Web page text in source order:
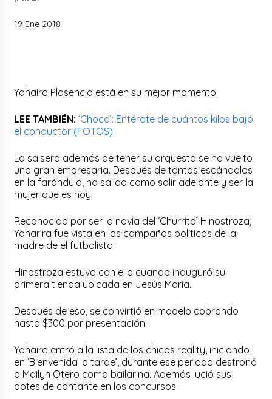
19 Ene 2018
Yahaira Plasencia está en su mejor momento.
LEE TAMBIÉN: ‘Choca’: Entérate de cuántos kilos bajó
el conductor (FOTOS)
La salsera además de tener su orquesta se ha vuelto
una gran empresaria. Después de tantos escándalos
en la farándula, ha salido como salir adelante y ser la
mujer que es hoy.
Reconocida por ser la novia del ‘Churrito’ Hinostroza,
Yaharira fue vista en las campañas políticas de la
madre de el futbolista.
Hinostroza estuvo con ella cuando inauguró su
primera tienda ubicada en Jesús María.
Después de eso, se convirtió en modelo cobrando
hasta $300 por presentación.
Yahaira entró a la lista de los chicos reality, iniciando
en ‘Bienvenida la tarde’, durante ese periodo destronó
a Mailyn Otero como bailarina. Además lució sus
dotes de cantante en los concursos.